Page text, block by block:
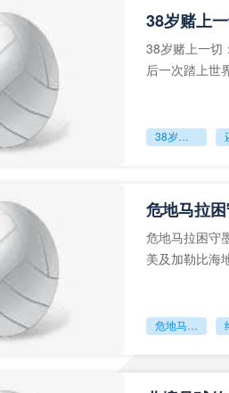
38岁赌上
38岁赌上一切
后一次踏上世
38岁赌上一切：世界杯的绝唱
危地马拉
危地马拉困守
美及加勒比海
危地马拉困守墨超迷局